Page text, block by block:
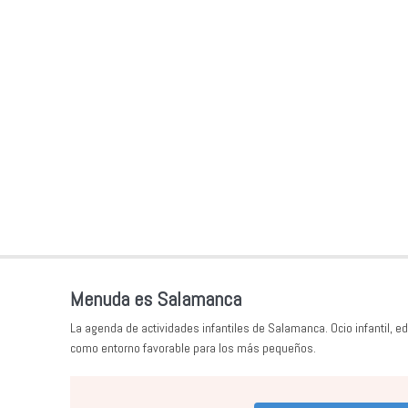
Menuda es Salamanca
La agenda de actividades infantiles de Salamanca. Ocio infantil,
como entorno favorable para los más pequeños.